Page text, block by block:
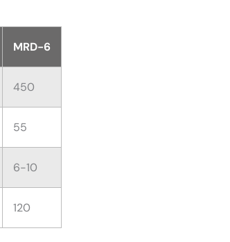
MRD-6
450
55
6-10
120